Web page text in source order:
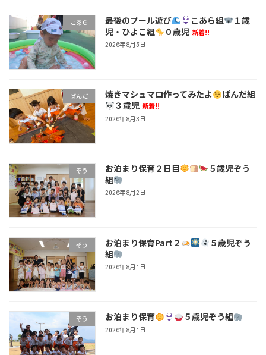
こあら 最後のプール遊び こあら組
１歳
児・ひよこ組
０歳児 新着!!
2026年8月5日
ぱんだ 焼きマシュマロ作ってみたよ
ぱんだ組
３歳児 新着!!
2026年8月3日
ぞう お泊まり保育２日目
５歳児ぞう
組
2026年8月2日
ぞう お泊まり保育Part２
５歳児ぞう
組
2026年8月1日
ぞう お泊まり保育 ５歳児ぞう組
2026年8月1日